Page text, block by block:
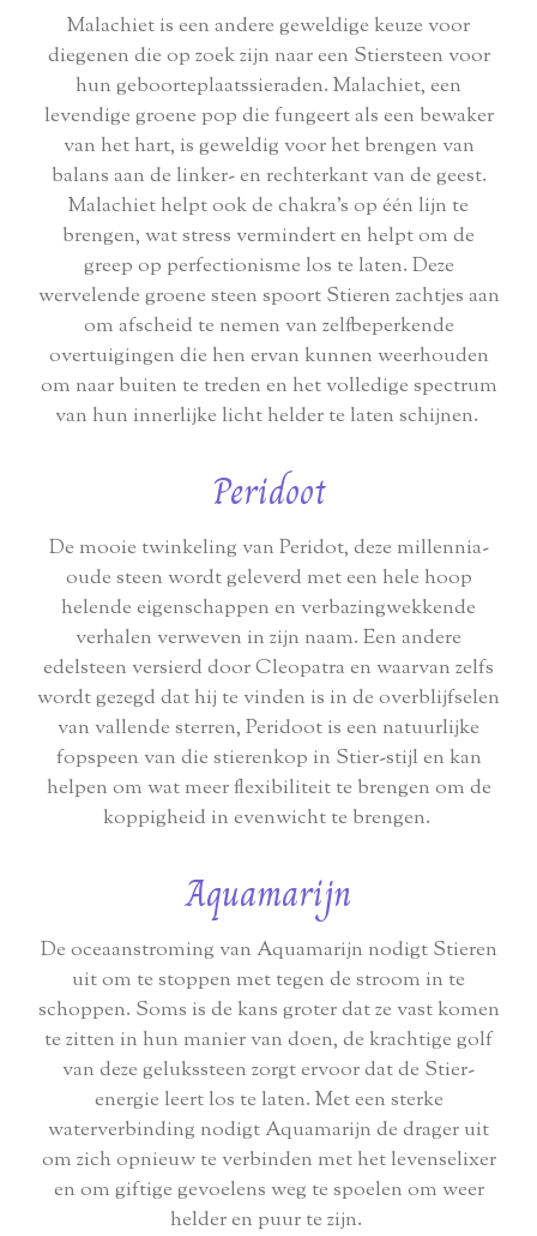
Malachiet is een andere geweldige keuze voor
diegenen die op zoek zijn naar een Stiersteen voor
hun geboorteplaatssieraden. Malachiet, een
levendige groene pop die fungeert als een bewaker
van het hart, is geweldig voor het brengen van
balans aan de linker- en rechterkant van de geest.
Malachiet helpt ook de chakra's op één lijn te
brengen, wat stress vermindert en helpt om de
greep op perfectionisme los te laten. Deze
wervelende groene steen spoort Stieren zachtjes aan
om afscheid te nemen van zelfbeperkende
overtuigingen die hen ervan kunnen weerhouden
om naar buiten te treden en het volledige spectrum
van hun innerlijke licht helder te laten schijnen.
Peridoot
De mooie twinkeling van Peridot, deze millennia-
oude steen wordt geleverd met een hele hoop
helende eigenschappen en verbazingwekkende
verhalen verweven in zijn naam. Een andere
edelsteen versierd door Cleopatra en waarvan zelfs
wordt gezegd dat hij te vinden is in de overblijfselen
van vallende sterren, Peridoot is een natuurlijke
fopspeen van die stierenkop in Stier-stijl en kan
helpen om wat meer flexibiliteit te brengen om de
koppigheid in evenwicht te brengen.
Aquamarijn
De oceaanstroming van Aquamarijn nodigt Stieren
uit om te stoppen met tegen de stroom in te
schoppen. Soms is de kans groter dat ze vast komen
te zitten in hun manier van doen, de krachtige golf
van deze gelukssteen zorgt ervoor dat de Stier-
energie leert los te laten. Met een sterke
waterverbinding nodigt Aquamarijn de drager uit
om zich opnieuw te verbinden met het levenselixer
en om giftige gevoelens weg te spoelen om weer
helder en puur te zijn.